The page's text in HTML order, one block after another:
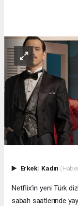
Erkek| Kadın
Netflix’in yeni Türk
sabah saatlerinde